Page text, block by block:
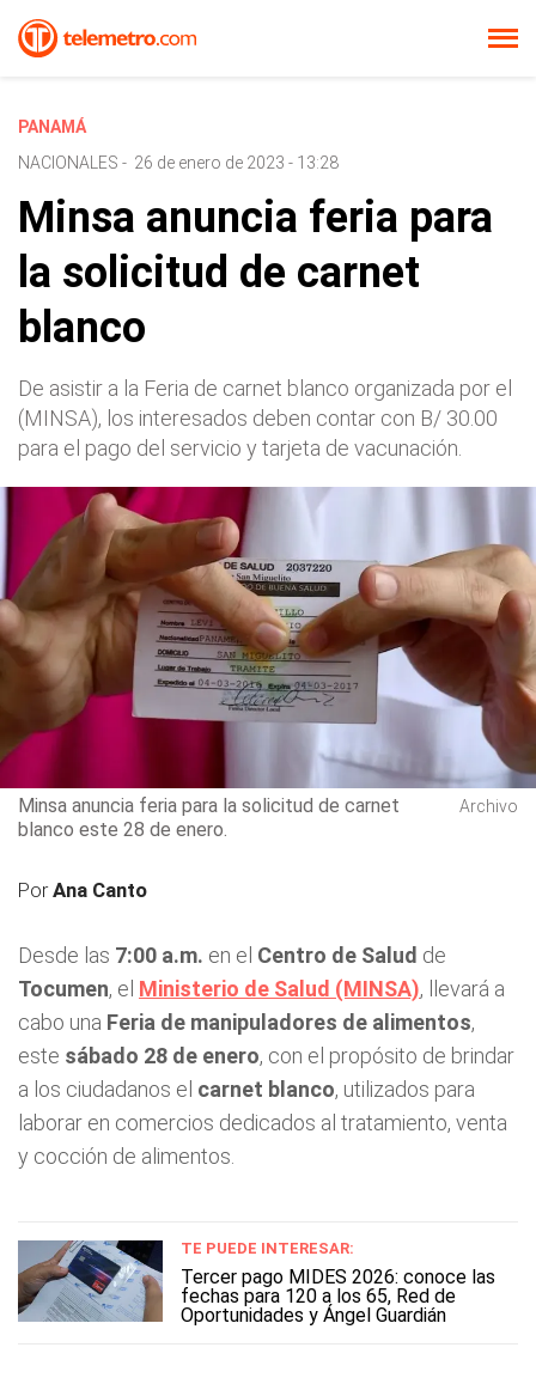
PANAMÁ
NACIONALES - 26 de enero de 2023 - 13:28
Minsa anuncia feria para
la solicitud de carnet
blanco
De asistir a la Feria de carnet blanco organizada por el
(MINSA), los interesados deben contar con B/ 30.00
para el pago del servicio y tarjeta de vacunación.
Minsa anuncia feria para la solicitud de carnet
blanco este 28 de enero.
Archivo
PorAna Canto
Desde las 7:00 a.m. en el Centro de Salud de
Tocumen, el Ministerio de Salud (MINSA), llevará a
cabo una Feria de manipuladores de alimentos,
este sábado 28 de enero, con el propósito de brindar
a los ciudadanos el carnet blanco, utilizados para
laborar en comercios dedicados al tratamiento, venta
y cocción de alimentos.
TE PUEDE INTERESAR:
Tercer pago MIDES 2026: conoce las
fechas para 120 a los 65, Red de
Oportunidades y Ángel Guardián